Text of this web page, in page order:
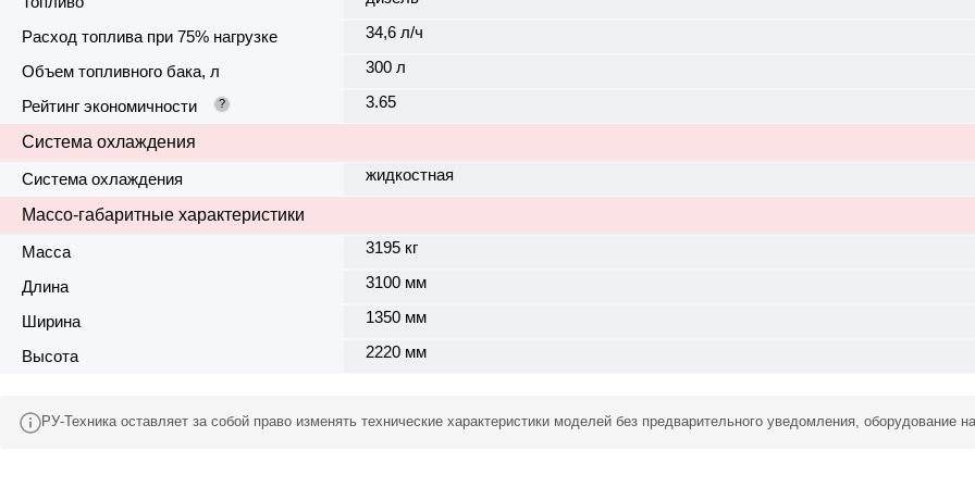
Расход топлива при 75% нагрузке 34,6 л/ч
Объем топливного бака, л 300 л
Рейтинг экономичности ? 3.65
Система охлаждения
Система охлаждения
жидкостная
Массо-габаритные характеристики
Масса
3195 кг
Длина 3100 мм
Ширина 1350 мм
Высота 2220 мм
РУ-Техника оставляет за собой право изменять технические характеристики моделей без предварительного уведомления, оборудование